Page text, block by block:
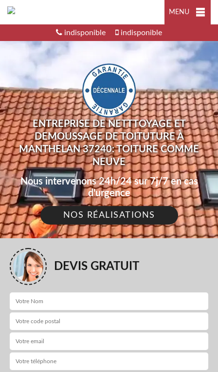
MENU
indisponible indisponible
ENTREPRISE DE NETTTOYAGE ET
DEMOUSSAGE DE TOITUTURE À
MANTHELAN 37240: TOITURE COMME
NEUVE
Nous intervenons 24h/24 sur 7j/7 en cas
d'urgence
NOS RÉALISATIONS
DEVIS GRATUIT